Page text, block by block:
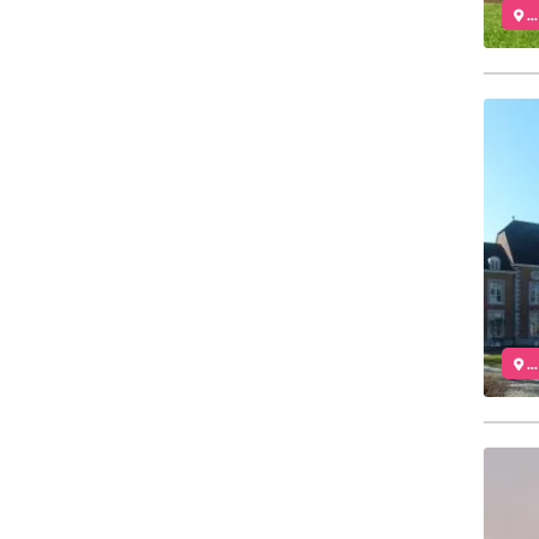
...
...